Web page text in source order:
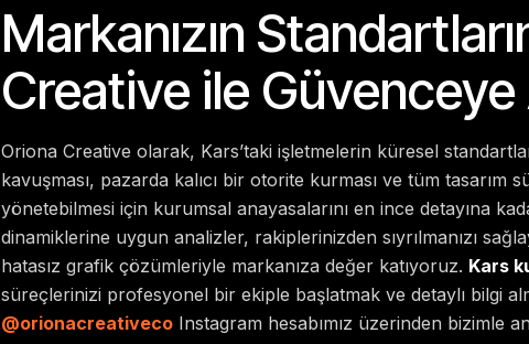
Markanızın
Creative ile Güvenceye
Oriona Creative olarak, Kars’taki işletmelerin küresel
kavuşması, pazarda kalıcı bir otorite kurması ve tüm tasarım
yönetebilmesi için kurumsal anayasalarını en ince detayına
dinamiklerine uygun analizler, rakiplerinizden sıyrılmanızı
hatasız grafik çözümleriyle markanıza değer katıyoruz. Kars
süreçlerinizi profesyonel bir ekiple başlatmak ve detaylı bilgi
@orionacreativecoInstagram hesabımız üzerinden bizimle